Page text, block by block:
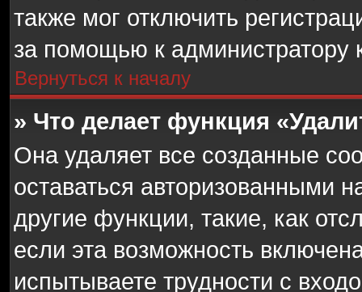
также мог отключить
за помощью к администратору
Вернуться к началу
» Что делает функция
Она удаляет все созданные
оставаться авторизованными
другие функции, такие, как
если эта возможность
испытываете трудности с